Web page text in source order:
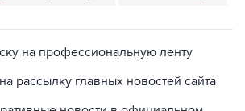
на профессиональную ленту
рассылку главных новостей сайта